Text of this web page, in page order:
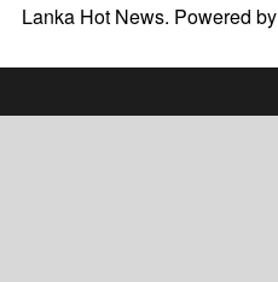
Lanka Hot News. Powered by